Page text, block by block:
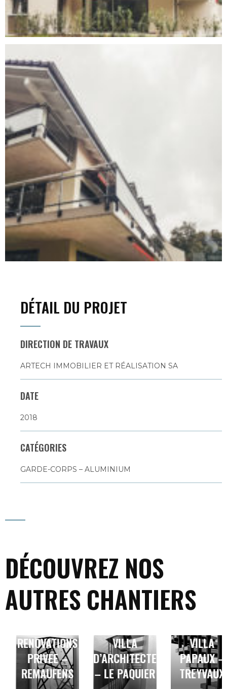
DÉTAIL DU PROJET
DIRECTION DE TRAVAUX
ARTECH IMMOBILIER ET RÉALISATION SA
DATE
2018
CATÉGORIES
GARDE-CORPS – ALUMINIUM
DÉCOUVREZ NOS
AUTRES CHANTIERS
RENOVATIONS
PRIVEE –
REMAUFENS
VILLA
D’ARCHITECTE
– LE PAQUIER
ESCALIERS
VILLA
PAPAUX –
TREYVAUX